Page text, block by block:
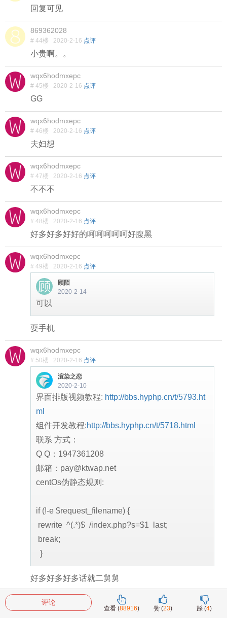
回复可见
869362028
# 44楼 2020-2-16 点评
小贵啊。。
wqx6hodmxepc
# 45楼 2020-2-16 点评
GG
wqx6hodmxepc
# 46楼 2020-2-16 点评
夫妇想
wqx6hodmxepc
# 47楼 2020-2-16 点评
不不不
wqx6hodmxepc
# 48楼 2020-2-16 点评
好多好多好好的呵呵呵呵呵好腹黑
wqx6hodmxepc
# 49楼 2020-2-16 点评
顾陌
2020-2-14
可以
耍手机
wqx6hodmxepc
# 50楼 2020-2-16 点评
渲染之恋
2020-2-10
界面排版视频教程: http://bbs.hyphp.cn/t/5793.ht
ml
组件开发教程:http://bbs.hyphp.cn/t/5718.html
联系 方式：
Q Q：1947361208
邮箱：pay@ktwap.net
centOs伪静态规则:
if (!-e $request_filename) {
rewrite ^(.*)$ /index.php?s=$1 last;
break;
}
好多好多好多话就二舅舅
上一页 下一页
评论
踩 (4)
赞 (23)
查看 (88916)